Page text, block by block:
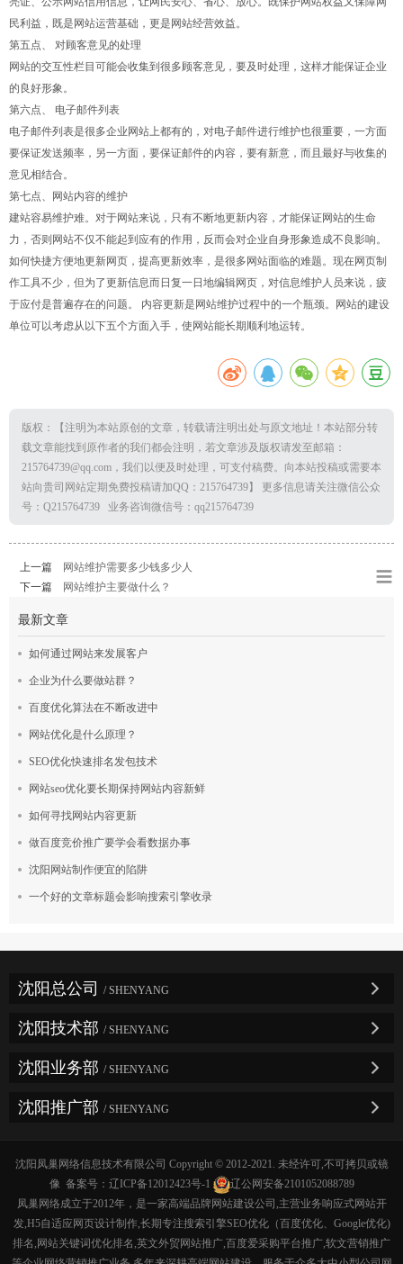
民利益，既是网站运营基础，更是网站经营效益。
第五点、 对顾客意见的处理
网站的交互性栏目可能会收集到很多顾客意见，要及时处理，这样才能保证企业
的良好形象。
第六点、 电子邮件列表
电子邮件列表是很多企业网站上都有的，对电子邮件进行维护也很重要，一方面
要保证发送频率，另一方面，要保证邮件的内容，要有新意，而且最好与收集的
意见相结合。
第七点、网站内容的维护
建站容易维护难。对于网站来说，只有不断地更新内容，才能保证网站的生命
力，否则网站不仅不能起到应有的作用，反而会对企业自身形象造成不良影响。
如何快捷方便地更新网页，提高更新效率，是很多网站面临的难题。现在网页制
作工具不少，但为了更新信息而日复一日地编辑网页，对信息维护人员来说，疲
于应付是普遍存在的问题。 内容更新是网站维护过程中的一个瓶颈。网站的建设
单位可以考虑从以下五个方面入手，使网站能长期顺利地运转。
版权：【注明为本站原创的文章，转载请注明出处与原文地址！本站部分转
载文章能找到原作者的我们都会注明，若文章涉及版权请发至邮箱：
215764739@qq.com，我们以便及时处理，可支付稿费。向本站投稿或需要本
站向贵司网站定期免费投稿请加QQ：215764739】 更多信息请关注微信公众
号：Q215764739 业务咨询微信号：qq215764739
上一篇
网站维护需要多少钱多少人
下一篇
网站维护主要做什么？
最新文章
如何通过网站来发展客户
企业为什么要做站群？
百度优化算法在不断改进中
网站优化是什么原理？
SEO优化快速排名发包技术
网站seo优化要长期保持网站内容新鲜
如何寻找网站内容更新
做百度竞价推广要学会看数据办事
沈阳网站制作便宜的陷阱
一个好的文章标题会影响搜索引擎收录
沈阳总公司 / SHENYANG
沈阳技术部 / SHENYANG
沈阳业务部 / SHENYANG
沈阳推广部 / SHENYANG
沈阳凤巢网络信息技术有限公司 Copyright © 2012-2021. 未经许可,不可拷贝或镜
像 备案号： 辽ICP备12012423号-1
辽公网安备2101052088789
凤巢网络成立于2012年，是一家高端品牌网站建设公司,主营业务响应式网站开
发,H5自适应网页设计制作,长期专注搜索引擎SEO优化（百度优化、Google优化)
排名,网站关键词优化排名,英文外贸网站推广,百度爱采购平台推广,软文营销推广